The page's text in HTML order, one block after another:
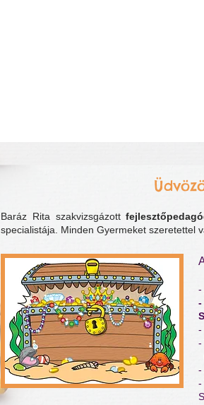
Baráz Rita szakvizsgázott
specialistája. Minden Gyermeket szeretettel
​-
-
-
-
-
-